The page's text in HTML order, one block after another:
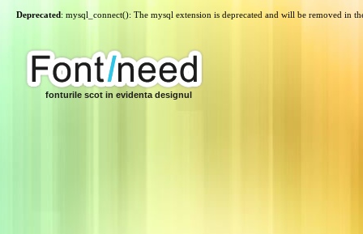
Deprecated: mysql_connect(): The mysql extension is deprecated and will be removed in
fonturile scot in evidenta designul